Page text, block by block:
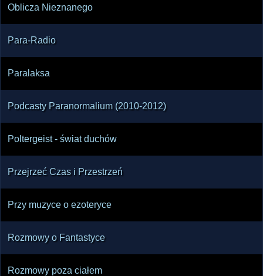
Oblicza Nieznanego
Para-Radio
Paralaksa
Podcasty Paranormalium (2010-2012)
Poltergeist - świat duchów
Przejrzeć Czas i Przestrzeń
Przy muzyce o ezoteryce
Rozmowy o Fantastyce
Rozmowy poza ciałem